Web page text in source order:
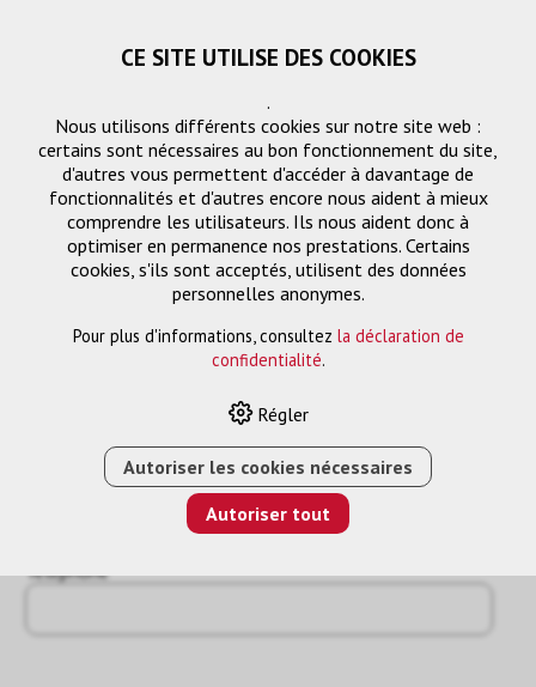
Demande
Nom ou entreprise *
Téléphone
CE SITE UTILISE DES COOKIES
.
Nous utilisons différents cookies sur notre site web :
certains sont nécessaires au bon fonctionnement du site,
d'autres vous permettent d'accéder à davantage de
fonctionnalités et d'autres encore nous aident à mieux
comprendre les utilisateurs. Ils nous aident donc à
optimiser en permanence nos prestations. Certains
cookies, s'ils sont acceptés, utilisent des données
personnelles anonymes.
Pour plus d'informations, consultez la déclaration de
confidentialité.
Régler
Autoriser les cookies nécessaires
Autoriser tout